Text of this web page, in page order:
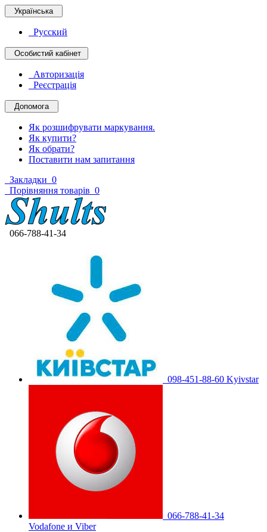
Українська
Русский
Особистий кабінет
Авторизація
Реєстрація
Допомога
Як розшифрувати маркування.
Як купити?
Як обрати?
Поставити нам запитання
Закладки 0
Порівняння товарів 0
066-788-41-34
098-451-88-60 Kyivstar
066-788-41-34
Vodafone и Viber